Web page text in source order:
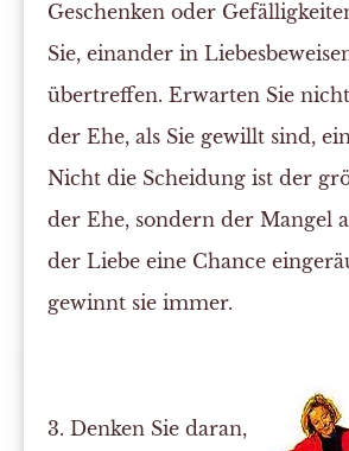
Geschenken oder
Sie, einander in
übertreffen. Erwarten Sie
der Ehe, als Sie gewillt sind,
Nicht die Scheidung ist der
der Ehe, sondern der Mangel
der Liebe eine Chance
gewinnt sie immer.
3. Denken Sie daran,